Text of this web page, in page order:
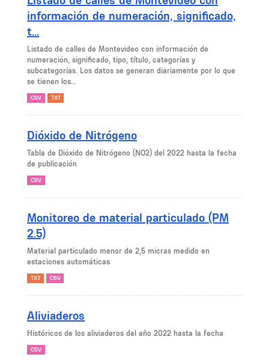
información de numeración, significado,
t...
Listado de calles de Montevideo con información de
numeración, significado, tipo, título, categorías y
subcategorías. Los datos se generan diariamente por lo que
se tienen los...
CSV TXT
Dióxido de Nitrógeno
Tabla de Dióxido de Nitrógeno (NO2) del 2022 hasta la fecha
de publicación
CSV
Monitoreo de material particulado (PM
2.5)
Material particulado menor de 2,5 micras medido en
estaciones automáticas
TXT CSV
Aliviaderos
Históricos de los aliviaderos del año 2022 hasta la fecha
CSV